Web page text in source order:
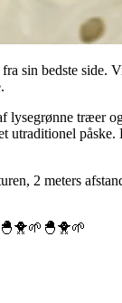
sin bedste
træer
utraditionel
2 meters